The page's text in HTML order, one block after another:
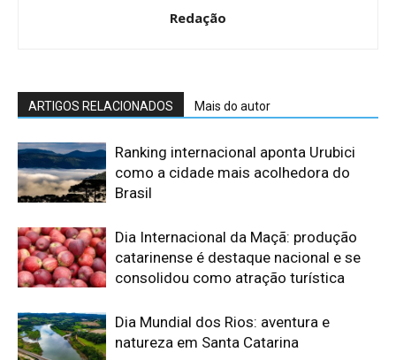
Redação
ARTIGOS RELACIONADOS Mais do autor
Ranking internacional aponta Urubici
como a cidade mais acolhedora do
Brasil
Dia Internacional da Maçã: produção
catarinense é destaque nacional e se
consolidou como atração turística
Dia Mundial dos Rios: aventura e
natureza em Santa Catarina